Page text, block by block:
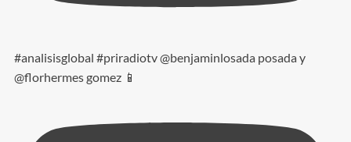
#analisisglobal #priradiotv @benjaminlosada posada y
@florhermes gomez 📱